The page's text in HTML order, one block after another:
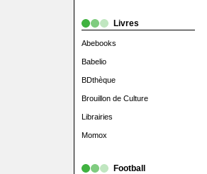
Livres
Abebooks
Babelio
BDthèque
Brouillon de Culture
Librairies
Momox
Football